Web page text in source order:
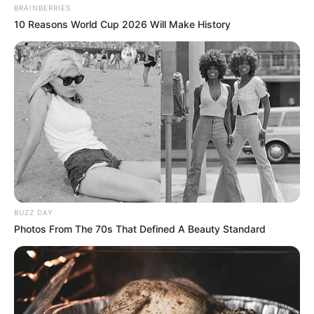
BRAINBERRIES
10 Reasons World Cup 2026 Will Make History
BUZZ DAY
Photos From The 70s That Defined A Beauty Standard